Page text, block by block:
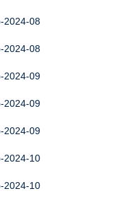
2024-08
2024-08
2024-09
2024-09
2024-09
2024-10
2024-10